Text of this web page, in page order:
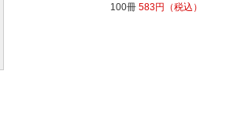
100冊 583円 （税込）